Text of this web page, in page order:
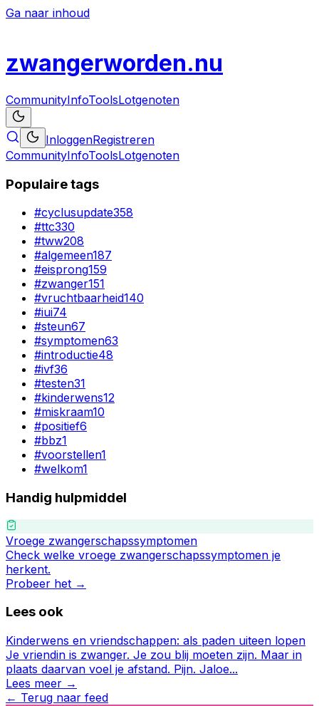
Ga naar inhoud
zwangerworden.nu
CommunityInfoToolsLotgenoten
InloggenRegistreren
CommunityInfoToolsLotgenoten
Populaire tags
#cyclusupdate358
#ttc330
#tww208
#algemeen187
#eisprong159
#zwanger151
#vruchtbaarheid140
#iui74
#steun67
#symptomen63
#introductie48
#ivf36
#testen31
#kinderwens12
#miskraam10
#positief6
#bbz1
#voorstellen1
#welkom1
Handig hulpmiddel
Vroege zwangerschapssymptomen
Check welke vroege zwangerschapssymptomen je
herkent.
Probeer het →
Lees ook
Kinderwens en vriendschappen: als paden uiteen lopen
Je vriendin is zwanger. Je zou blij moeten zijn. Maar in
plaats daarvan voel je afstand. Pijn. Jaloe...
Lees meer →
← Terug naar feed